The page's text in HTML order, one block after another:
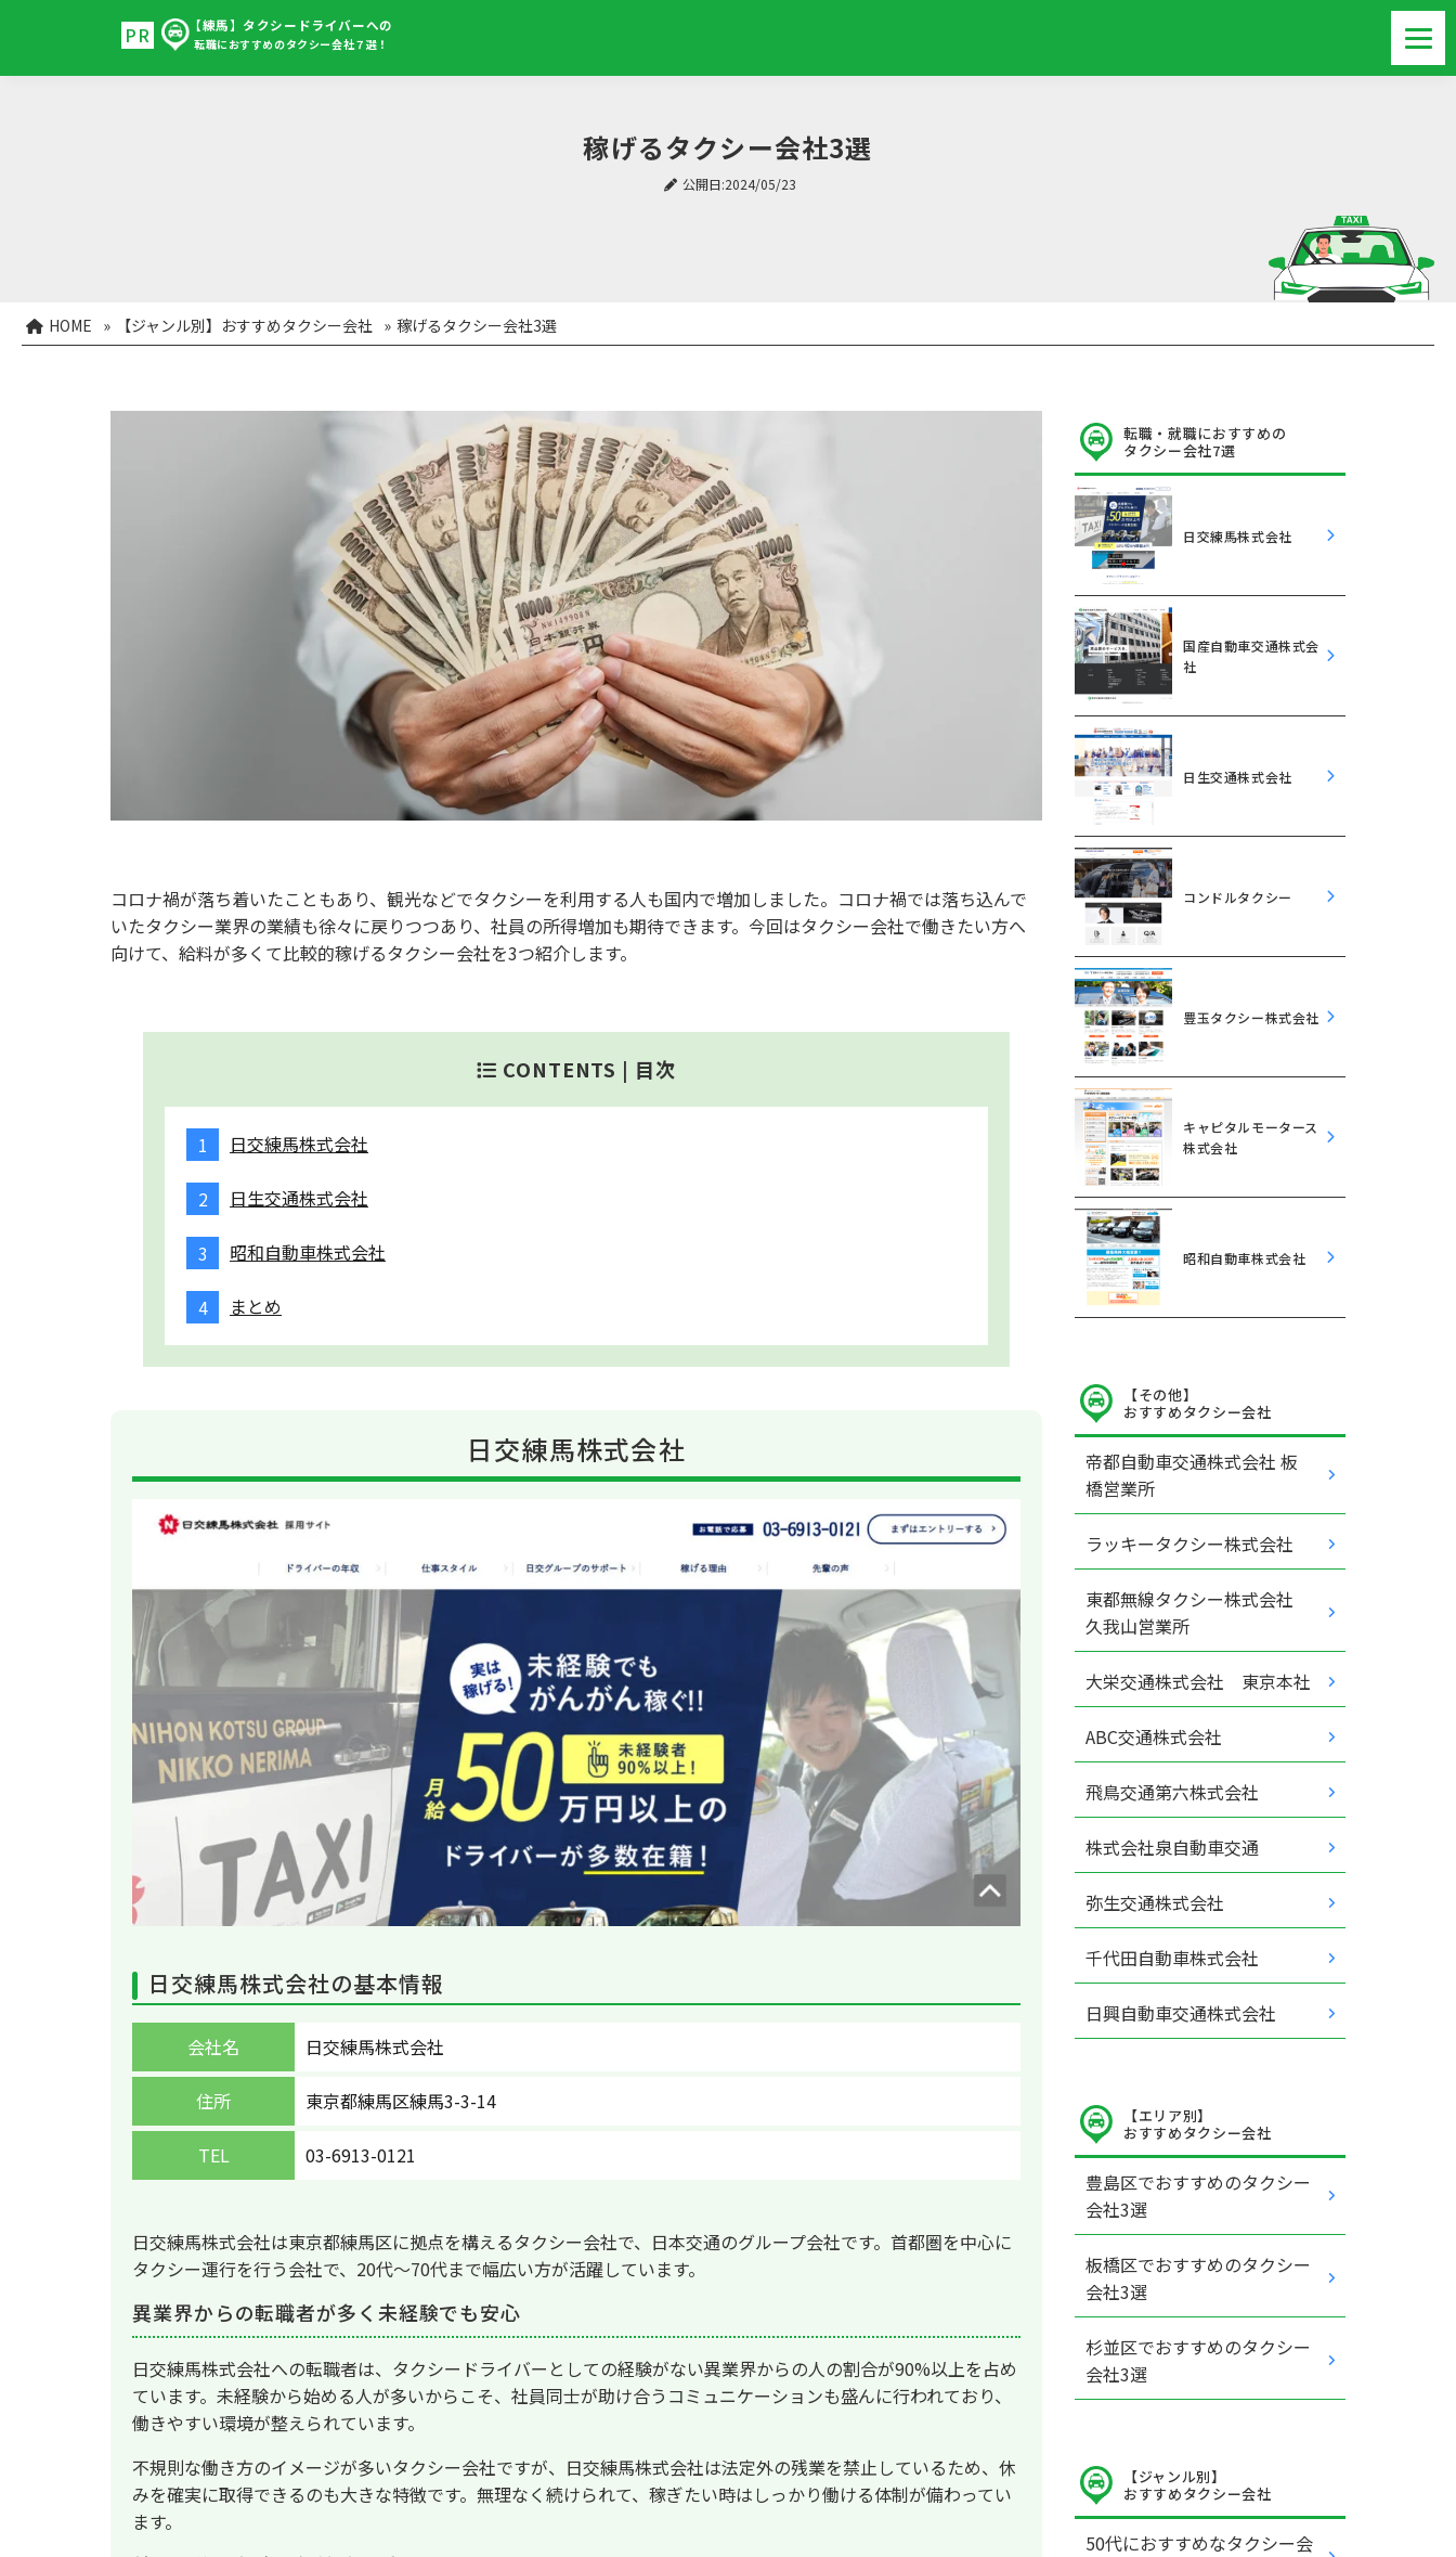
【練馬】タクシードライバーへの
転職におすすめのタクシー会社７選！
稼げるタクシー会社3選
公開日:2024/05/23
HOME » 【ジャンル別】おすすめタクシー会社 » 稼げるタクシー会社3選
コロナ禍が落ち着いたこともあり、観光などでタクシーを利用する人も国内で増加しました。コロナ禍では落ち込んで
いたタクシー業界の業績も徐々に戻りつつあり、社員の所得増加も期待できます。今回はタクシー会社で働きたい方へ
向けて、給料が多くて比較的稼げるタクシー会社を3つ紹介します。
CONTENTS | 目次
日交練馬株式会社
日生交通株式会社
昭和自動車株式会社
まとめ
日交練馬株式会社
日交練馬株式会社の基本情報
会社名 日交練馬株式会社
住所 東京都練馬区練馬3-3-14
TEL 03-6913-0121
日交練馬株式会社は東京都練馬区に拠点を構えるタクシー会社で、日本交通のグループ会社です。首都圏を中心に
タクシー運行を行う会社で、20代〜70代まで幅広い方が活躍しています。
異業界からの転職者が多く未経験でも安心
日交練馬株式会社への転職者は、タクシードライバーとしての経験がない異業界からの人の割合が90%以上を占め
ています。未経験から始める人が多いからこそ、社員同士が助け合うコミュニケーションも盛んに行われており、
働きやすい環境が整えられています。
不規則な働き方のイメージが多いタクシー会社ですが、日交練馬株式会社は法定外の残業を禁止しているため、休
みを確実に取得できるのも大きな特徴です。無理なく続けられて、稼ぎたい時はしっかり働ける体制が備わってい
ます。
転職・就職におすすめの
タクシー会社7選
日交練馬株式会社
国産自動車交通株式会
社
日生交通株式会社
コンドルタクシー
豊玉タクシー株式会社
キャピタルモータース
株式会社
昭和自動車株式会社
【その他】
おすすめタクシー会社
帝都自動車交通株式会社 板
橋営業所
ラッキータクシー株式会社
東都無線タクシー株式会社
久我山営業所
大栄交通株式会社 東京本社
ABC交通株式会社
飛鳥交通第六株式会社
株式会社泉自動車交通
弥生交通株式会社
千代田自動車株式会社
日興自動車交通株式会社
【エリア別】
おすすめタクシー会社
豊島区でおすすめのタクシー
会社3選
板橋区でおすすめのタクシー
会社3選
杉並区でおすすめのタクシー
会社3選
【ジャンル別】
おすすめタクシー会社
50代におすすめなタクシー会